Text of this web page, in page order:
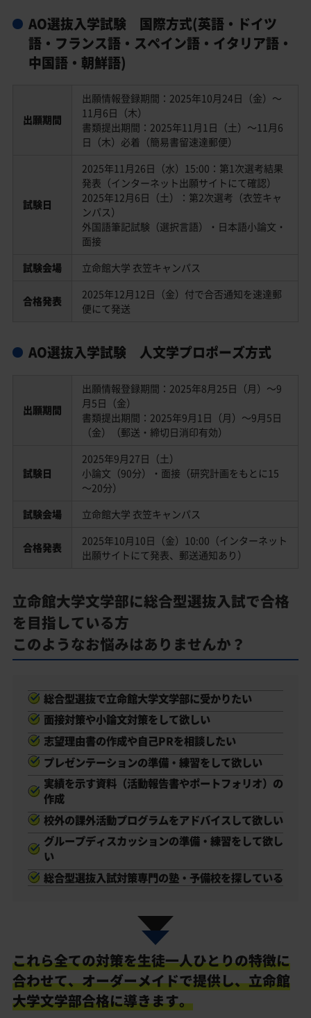
AO選抜入学試験 国際方式(英語・ドイツ
語・フランス語・スペイン語・イタリア語・
中国語・朝鮮語)
出願期間
出願情報登録期間：2025年10月24日（金）～
11月6日（木）
書類提出期間：2025年11月1日（土）～11月6
日（木）必着（簡易書留速達郵便）
試験日
2025年11月26日（水）15:00：第1次選考結果
発表（インターネット出願サイトにて確認）
2025年12月6日（土）：第2次選考（衣笠キャ
ンパス）
外国語筆記試験（選択言語）・日本語小論文・
面接
試験会場
立命館大学 衣笠キャンパス
合格発表
2025年12月12日（金）付で合否通知を速達郵
便にて発送
AO選抜入学試験 人文学プロポーズ方式
出願期間
出願情報登録期間：2025年8月25日（月）～9
月5日（金）
書類提出期間：2025年9月1日（月）～9月5日
（金）（郵送・締切日消印有効）
試験日
2025年9月27日（土）
小論文（90分）・面接（研究計画をもとに15
～20分）
試験会場
立命館大学 衣笠キャンパス
合格発表
2025年10月10日（金）10:00（インターネット
出願サイトにて発表、郵送通知あり）
立命館大学文学部に総合型選抜入試で合格
を目指している方
このようなお悩みはありませんか？
総合型選抜で立命館大学文学部に受かりたい
面接対策や小論文対策をして欲しい
志望理由書の作成や自己PRを相談したい
プレゼンテーションの準備・練習をして欲しい
実績を示す資料（活動報告書やポートフォリオ）の
作成
校外の課外活動プログラムをアドバイスして欲しい
グループディスカッションの準備・練習をして欲し
い
総合型選抜入試対策専門の塾・予備校を探している
これら全ての対策を生徒一人ひとりの特徴に
合わせて、オーダーメイドで提供し、立命館
大学文学部合格に導きます。